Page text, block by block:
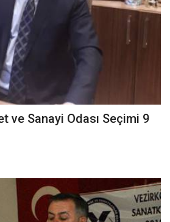
ve Sanayi Odası Seçimi 9